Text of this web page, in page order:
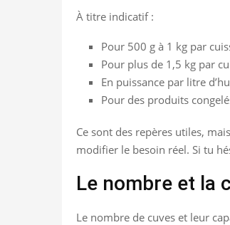
À titre indicatif :
Pour 500 g à 1 kg par
Pour plus de 1,5 kg par
En puissance par litre
Pour des produits
Ce sont des repères utiles,
modifier le besoin réel. Si tu
Le nombre et la
Le nombre de cuves et leur